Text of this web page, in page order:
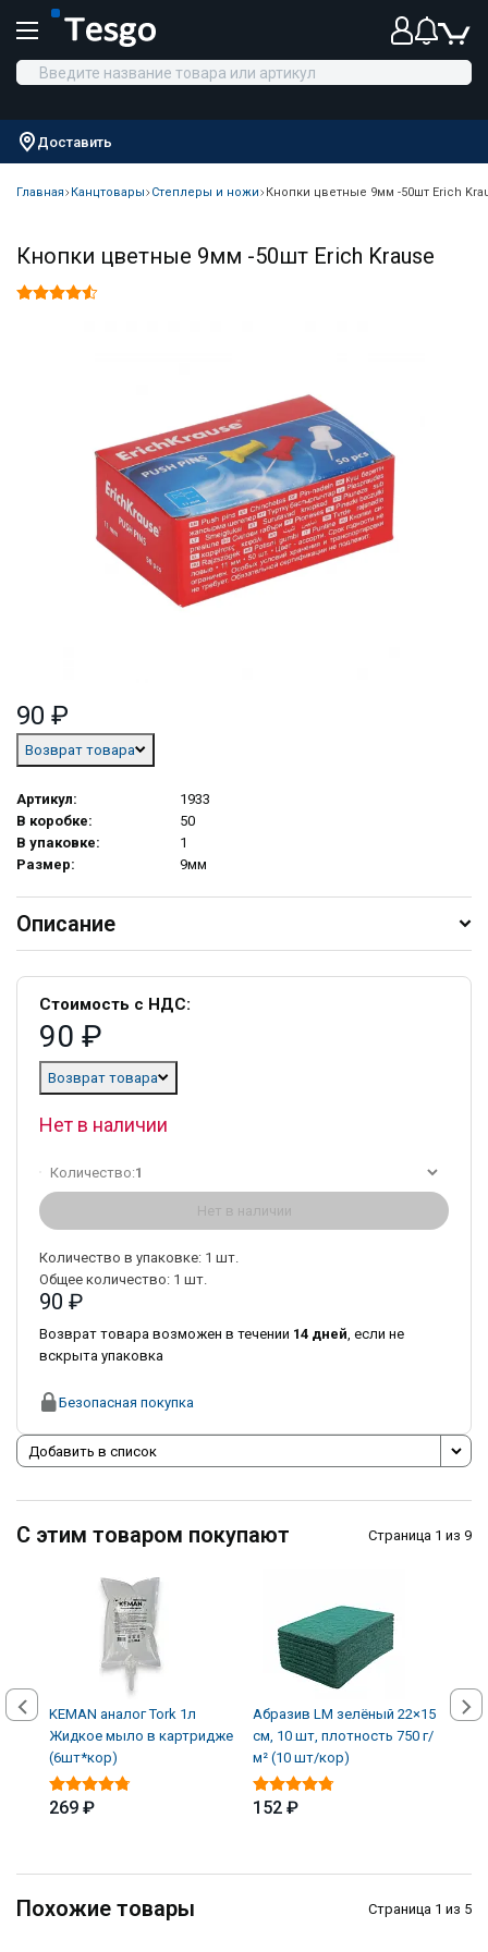
Доставить
Главная Канцтовары Степлеры и ножи Кнопки цветные 9мм -50шт Erich
Кнопки цветные 9мм -50шт Erich Krause
90 ₽
Возврат товара
Артикул:
1933
В коробке:
50
В упаковке:
1
Размер:
9мм
Описание
Стоимость с НДС:
90 ₽
Возврат товара
Нет в наличии
Количество:1
Нет в наличии
Количество в упаковке: 1 шт.
Общее количество: 1 шт.
90 ₽
Возврат товара возможен в течении 14 дней , если не
вскрыта упаковка
Безопасная покупка
Добавить в список
С этим товаром покупают Страница 1 из 9
KEMAN аналог Tork 1л
Жидкое мыло в картридже
(6шт*кор)
269 ₽
Абразив LM зелёный 22×15
см, 10 шт, плотность 750 г/
м² (10 шт/кор)
152 ₽
Похожие товары Страница 1 из 5